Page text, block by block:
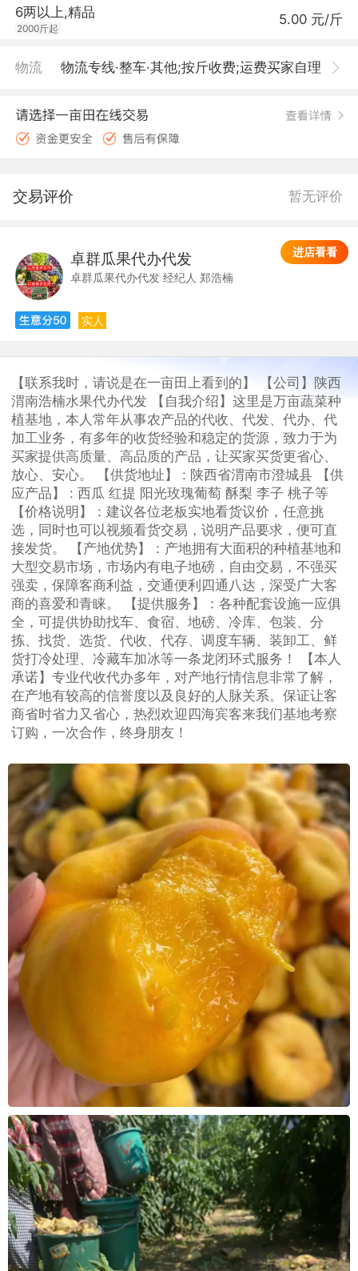
6两以上,精品
2000斤起
5.00 元/斤
物流 物流专线·整车·其他;按斤收费;运费买家自理
交易评价 暂无评价
郑
卓群瓜果代办代发
卓群瓜果代办代发 经纪人 郑浩楠
进店看看
实人
【联系我时，请说是在一亩田上看到的】 【公司】陕西
渭南浩楠水果代办代发 【自我介绍】这里是万亩蔬菜种
植基地，本人常年从事农产品的代收、代发、代办、代
加工业务，有多年的收货经验和稳定的货源，致力于为
买家提供高质量、高品质的产品，让买家买货更省心、
放心、安心。 【供货地址】 : 陕西省渭南市澄城县 【供
应产品】 : 西瓜 红提 阳光玫瑰葡萄 酥梨 李子 桃子等
【价格说明】：建议各位老板实地看货议价，任意挑
选，同时也可以视频看货交易，说明产品要求，便可直
接发货。 【产地优势】：产地拥有大面积的种植基地和
大型交易市场，市场内有电子地磅，自由交易，不强买
强卖，保障客商利益，交通便利四通八达，深受广大客
商的喜爱和青睐。 【提供服务】：各种配套设施一应俱
全，可提供协助找车、食宿、地磅、冷库、包装、分
拣、找货、选货、代收、代存、调度车辆、装卸工、鲜
货打冷处理、冷藏车加冰等一条龙闭环式服务！ 【本人
承诺】专业代收代办多年，对产地行情信息非常了解，
在产地有较高的信誉度以及良好的人脉关系。保证让客
商省时省力又省心，热烈欢迎四海宾客来我们基地考察
订购，一次合作，终身朋友！